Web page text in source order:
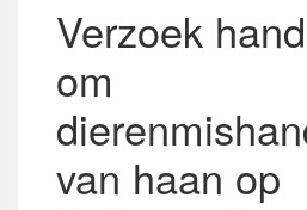
Verzoek
om
van haan op